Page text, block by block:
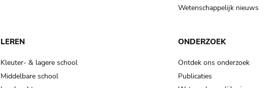
Wetenschappelijk nieuws
LEREN
Kleuter- & lagere school
Middelbare school
ONDERZOEK
Ontdek ons onderzoek
Publicaties